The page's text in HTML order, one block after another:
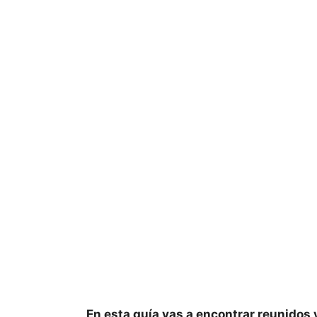
En esta guía vas a encontrar